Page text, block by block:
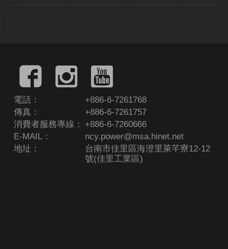
電話：
+886-6-7261768
傳真：
+886-6-7261757
消費者服務專線：
+886-6-7260666
E-MAIL：
ncy.power@msa.hinet.net
地址：
台南市佳里區海澄里萊芊寮12-12
號(佳里工業區)